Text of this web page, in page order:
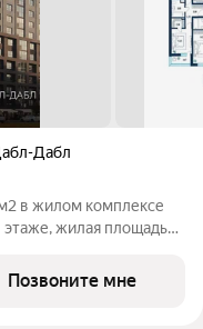
Дабл
в жилом комплексе
этаже, жилая площадь
Позвоните мне